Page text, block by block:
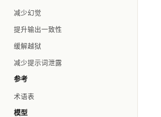
减少幻觉
提升输出一致性
缓解越狱
减少提示词泄露
参考
术语表
模型